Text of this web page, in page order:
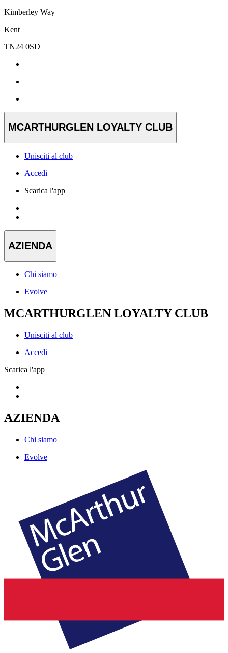
Kimberley Way
Kent
TN24 0SD
MCARTHURGLEN LOYALTY CLUB
Unisciti al club
Accedi
Scarica l'app
AZIENDA
Chi siamo
Evolve
MCARTHURGLEN LOYALTY CLUB
Unisciti al club
Accedi
Scarica l'app
AZIENDA
Chi siamo
Evolve